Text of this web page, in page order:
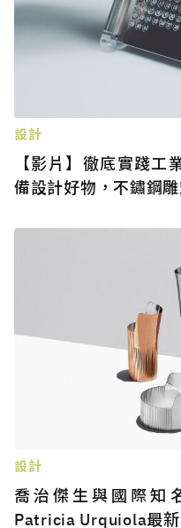
設計
【影片】徹底實踐
備設計好物，不鏽鋼
設計
喬治傑生與國際知
Patricia Urquiola最新